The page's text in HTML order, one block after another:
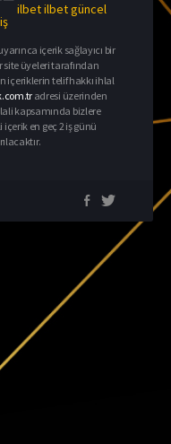
ilbetilbet güncel
içerik sağlayıcı bir
üyeleri tarafından
içeriklerin telif hakkı ihlal
adresi üzerinden
kapsamında bizlere
en geç 2 iş günü